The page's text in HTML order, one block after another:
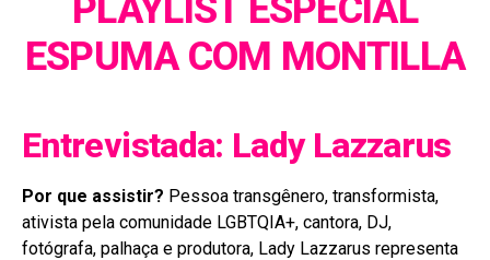
PLAYLIST ESPECIAL
ESPUMA COM MONTILLA
Entrevistada: Lady Lazzarus
Por que assistir? Pessoa transgênero, transformista,
ativista pela comunidade LGBTQIA+, cantora, DJ,
fotógrafa, palhaça e produtora, Lady Lazzarus representa